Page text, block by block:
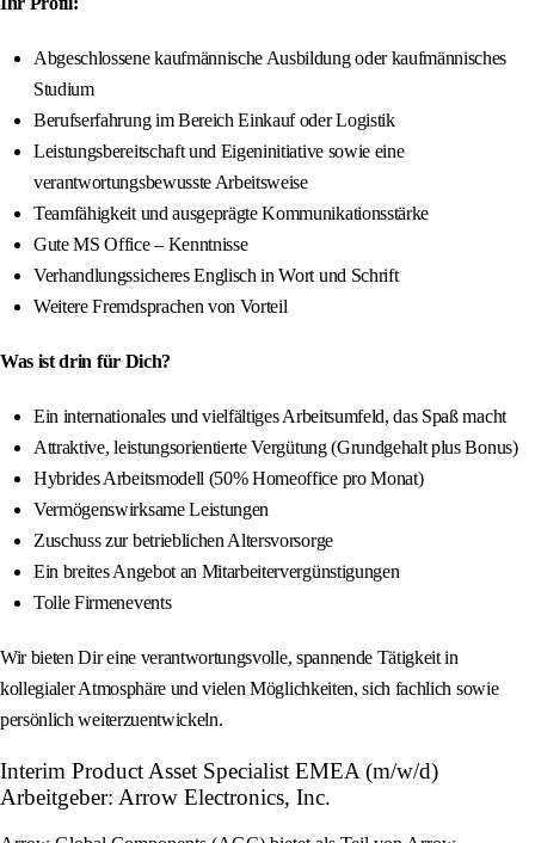
Abgeschlossene kaufmännische Ausbildung oder kaufmännisches
Studium
Berufserfahrung im Bereich Einkauf oder Logistik
Leistungsbereitschaft und Eigeninitiative sowie eine
verantwortungsbewusste Arbeitsweise
Teamfähigkeit und ausgeprägte Kommunikationsstärke
Gute MS Office – Kenntnisse
Verhandlungssicheres Englisch in Wort und Schrift
Weitere Fremdsprachen von Vorteil
Was ist drin für Dich?
Ein internationales und vielfältiges Arbeitsumfeld, das Spaß macht
Attraktive, leistungsorientierte Vergütung (Grundgehalt plus Bonus)
Hybrides Arbeitsmodell (50% Homeoffice pro Monat)
Vermögenswirksame Leistungen
Zuschuss zur betrieblichen Altersvorsorge
Ein breites Angebot an Mitarbeitervergünstigungen
Tolle Firmenevents
Wir bieten Dir eine verantwortungsvolle, spannende Tätigkeit in
kollegialer Atmosphäre und vielen Möglichkeiten, sich fachlich sowie
persönlich weiterzuentwickeln.
Interim Product Asset Specialist EMEA (m/w/d)
Arbeitgeber: Arrow Electronics, Inc.